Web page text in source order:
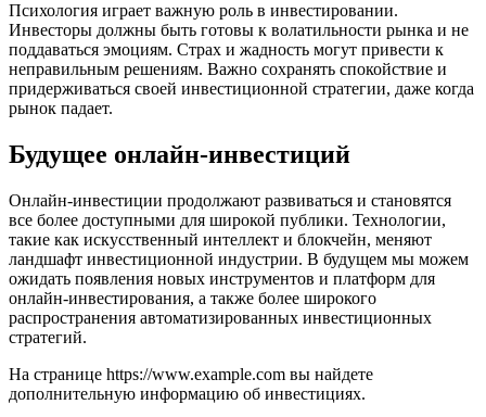
Психология играет важную роль в инвестировании.
Инвесторы должны быть готовы к волатильности рынка и не
поддаваться эмоциям. Страх и жадность могут привести к
неправильным решениям. Важно сохранять спокойствие и
придерживаться своей инвестиционной стратегии, даже когда
рынок падает.
Будущее онлайн-инвестиций
Онлайн-инвестиции продолжают развиваться и становятся
все более доступными для широкой публики. Технологии,
такие как искусственный интеллект и блокчейн, меняют
ландшафт инвестиционной индустрии. В будущем мы можем
ожидать появления новых инструментов и платформ для
онлайн-инвестирования, а также более широкого
распространения автоматизированных инвестиционных
стратегий.
На странице https://www.example.com вы найдете
дополнительную информацию об инвестициях.